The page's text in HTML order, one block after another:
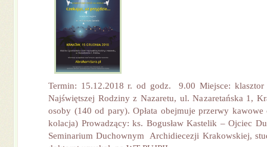
Termin: 15.12.2018 r. od godz. 9.00 Miejsce: klasztor
Najświętszej Rodziny z Nazaretu, ul. Nazaretańska 1,
osoby (140 od pary). Opłata obejmuje przerwy kawowe
kolacja) Prowadzący: ks. Bogusław Kastelik – Ojciec
Seminarium Duchownym Archidiecezji Krakowskiej,